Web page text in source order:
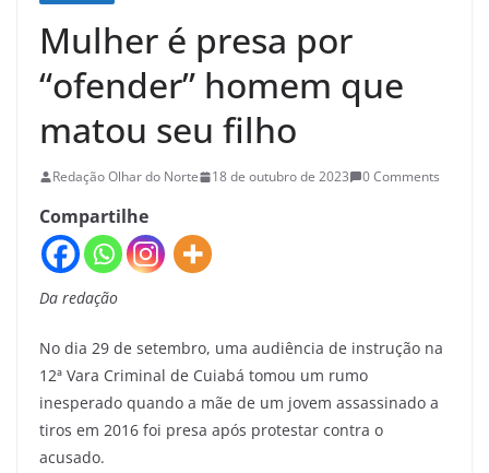
Mulher é presa por
“ofender” homem que
matou seu filho
Redação Olhar do Norte 18 de outubro de 2023 0 Comments
Compartilhe
Da redação
No dia 29 de setembro, uma audiência de instrução na
12ª Vara Criminal de Cuiabá tomou um rumo
inesperado quando a mãe de um jovem assassinado a
tiros em 2016 foi presa após protestar contra o
acusado.